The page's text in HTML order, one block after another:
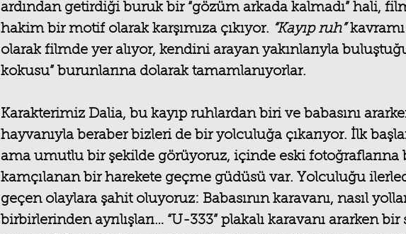
ardından getirdiği buruk bir “gözüm arkada kalmadı” hali,
hakim bir motif olarak karşımıza çıkıyor. “Kayıp ruh”
olarak filmde yer alıyor, kendini arayan yakınlarıyla
kokusu” burunlarına dolarak tamamlanıyorlar.
Karakterimiz Dalia, bu kayıp ruhlardan biri ve babasını
hayvanıyla beraber bizleri de bir yolculuğa çıkarıyor. İlk
ama umutlu bir şekilde görüyoruz, içinde eski fotoğraflarına
kamçılanan bir harekete geçme güdüsü var. Yolculuğu
geçen olaylara şahit oluyoruz: Babasının karavanı, nasıl
birbirlerinden ayrılışları… “U-333” plakalı karavanı ararken bir